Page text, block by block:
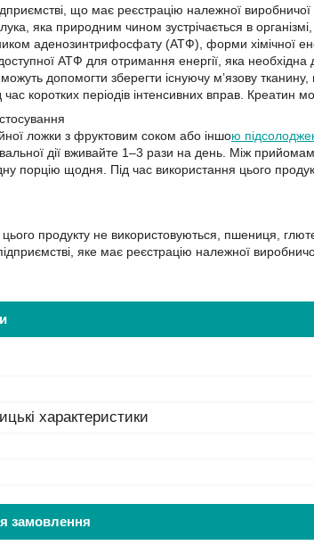
що має реєстрацію належної
яка природним чином зустрічається в
аденозинтрифосфату (АТФ), форми хімічної
АТФ для отримання енергії, яка
допомогти зберегти існуючу м’язову
час коротких періодів інтенсивних вправ. Креатин
ложки з фруктовим соком або іншою
дії вживайте 1–3 рази на день. Між
порцію щодня. Під час використання цього
продукту не використовуються, пшениця,
яке має реєстрацію належної
характеристики
замовлення